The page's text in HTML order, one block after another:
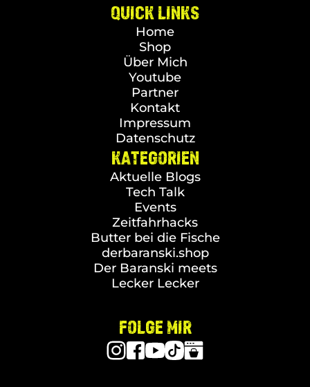
QUICK LINKS
Home
Shop
Über Mich
Youtube
Partner
Kontakt
Impressum
Datenschutz
KATEGORIEN
Aktuelle Blogs
Tech Talk
Events
Zeitfahrhacks
Butter bei die Fische
derbaranski.shop
Der Baranski meets
Lecker Lecker
FOLGE MIR